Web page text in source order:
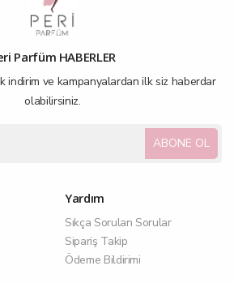
Parfüm HABERLER
indirim ve kampanyalardan ilk siz haberdar
olabilirsiniz.
ABONE OL
Yardım
Sıkça Sorulan Sorular
Sipariş Takip
Ödeme Bildirimi